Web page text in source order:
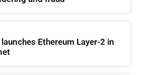
Ethereum Layer-2 in